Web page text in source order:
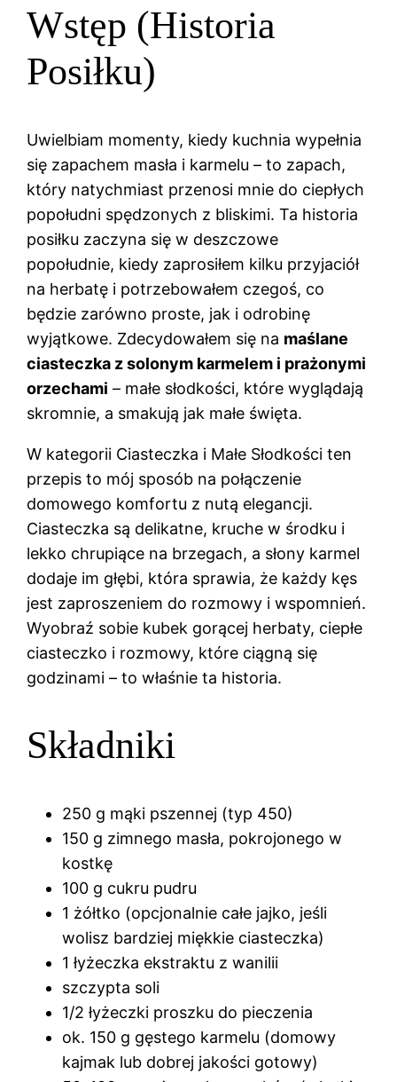
Wstęp (Historia
Posiłku)
Uwielbiam momenty, kiedy kuchnia wypełnia
się zapachem masła i karmelu – to zapach,
który natychmiast przenosi mnie do ciepłych
popołudni spędzonych z bliskimi. Ta historia
posiłku zaczyna się w deszczowe
popołudnie, kiedy zaprosiłem kilku przyjaciół
na herbatę i potrzebowałem czegoś, co
będzie zarówno proste, jak i odrobinę
wyjątkowe. Zdecydowałem się na maślane
ciasteczka z solonym karmelem i prażonymi
orzechami – małe słodkości, które wyglądają
skromnie, a smakują jak małe święta.
W kategorii Ciasteczka i Małe Słodkości ten
przepis to mój sposób na połączenie
domowego komfortu z nutą elegancji.
Ciasteczka są delikatne, kruche w środku i
lekko chrupiące na brzegach, a słony karmel
dodaje im głębi, która sprawia, że każdy kęs
jest zaproszeniem do rozmowy i wspomnień.
Wyobraź sobie kubek gorącej herbaty, ciepłe
ciasteczko i rozmowy, które ciągną się
godzinami – to właśnie ta historia.
Składniki
250 g mąki pszennej (typ 450)
150 g zimnego masła, pokrojonego w
kostkę
100 g cukru pudru
1 żółtko (opcjonalnie całe jajko, jeśli
wolisz bardziej miękkie ciasteczka)
1 łyżeczka ekstraktu z wanilii
szczypta soli
1/2 łyżeczki proszku do pieczenia
ok. 150 g gęstego karmelu (domowy
kajmak lub dobrej jakości gotowy)